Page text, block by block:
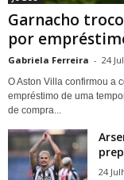
Garnacho
por
Gabriela Ferreira - 24
O Aston Villa confirmou a
empréstimo de uma
de compra...
24